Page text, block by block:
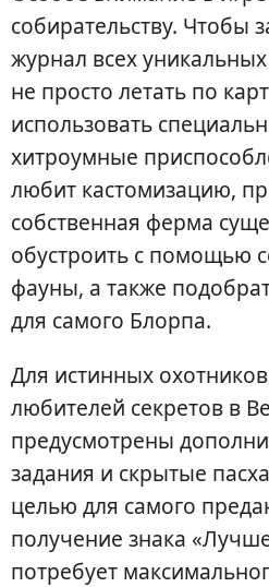
собирательству. Чтобы
журнал всех
не просто летать по
использовать
хитроумные
любит кастомизацию,
собственная ферма
обустроить с помощью
фауны, а также
для самого Блорпа.
Для истинных
любителей секретов в
предусмотрены
задания и скрытые
целью для самого
получение знака
потребует